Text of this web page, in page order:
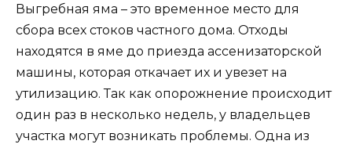
Выгребная яма – это временное место для
сбора всех стоков частного дома. Отходы
находятся в яме до приезда ассенизаторской
машины, которая откачает их и увезет на
утилизацию. Так как опорожнение происходит
один раз в несколько недель, у владельцев
участка могут возникать проблемы. Одна из